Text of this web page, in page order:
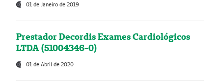
01 de Janeiro de 2019
Prestador Decordis Exames Cardiológicos
LTDA (51004346-0)
01 de Abril de 2020